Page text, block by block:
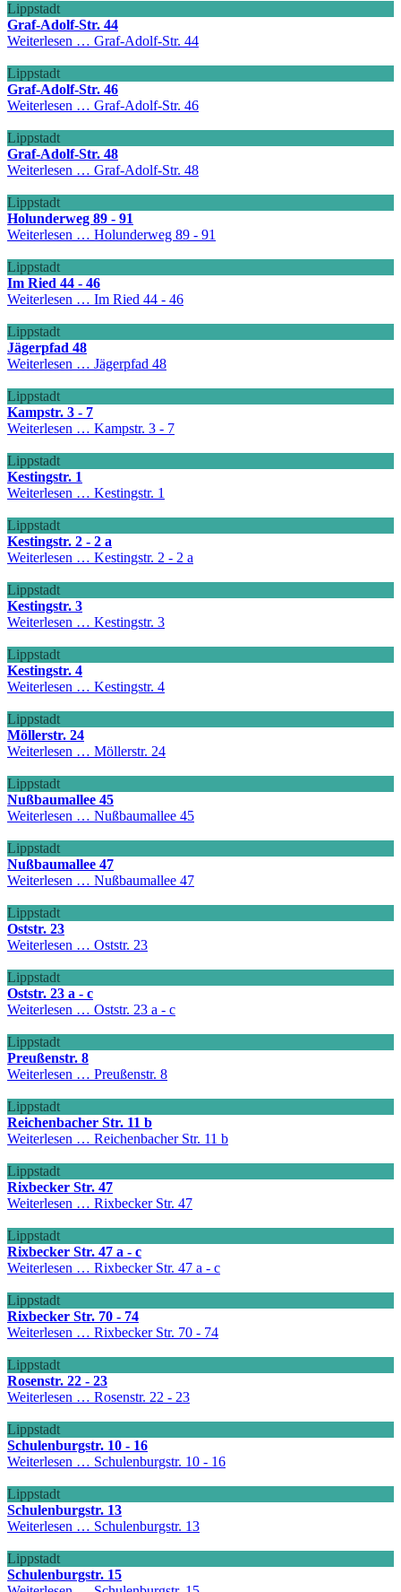
Lippstadt
Graf-Adolf-Str. 44
Weiterlesen … Graf-Adolf-Str. 44
Lippstadt
Graf-Adolf-Str. 46
Weiterlesen … Graf-Adolf-Str. 46
Lippstadt
Graf-Adolf-Str. 48
Weiterlesen … Graf-Adolf-Str. 48
Lippstadt
Holunderweg 89 - 91
Weiterlesen … Holunderweg 89 - 91
Lippstadt
Im Ried 44 - 46
Weiterlesen … Im Ried 44 - 46
Lippstadt
Jägerpfad 48
Weiterlesen … Jägerpfad 48
Lippstadt
Kampstr. 3 - 7
Weiterlesen … Kampstr. 3 - 7
Lippstadt
Kestingstr. 1
Weiterlesen … Kestingstr. 1
Lippstadt
Kestingstr. 2 - 2 a
Weiterlesen … Kestingstr. 2 - 2 a
Lippstadt
Kestingstr. 3
Weiterlesen … Kestingstr. 3
Lippstadt
Kestingstr. 4
Weiterlesen … Kestingstr. 4
Lippstadt
Möllerstr. 24
Weiterlesen … Möllerstr. 24
Lippstadt
Nußbaumallee 45
Weiterlesen … Nußbaumallee 45
Lippstadt
Nußbaumallee 47
Weiterlesen … Nußbaumallee 47
Lippstadt
Oststr. 23
Weiterlesen … Oststr. 23
Lippstadt
Oststr. 23 a - c
Weiterlesen … Oststr. 23 a - c
Lippstadt
Preußenstr. 8
Weiterlesen … Preußenstr. 8
Lippstadt
Reichenbacher Str. 11 b
Weiterlesen … Reichenbacher Str. 11 b
Lippstadt
Rixbecker Str. 47
Weiterlesen … Rixbecker Str. 47
Lippstadt
Rixbecker Str. 47 a - c
Weiterlesen … Rixbecker Str. 47 a - c
Lippstadt
Rixbecker Str. 70 - 74
Weiterlesen … Rixbecker Str. 70 - 74
Lippstadt
Rosenstr. 22 - 23
Weiterlesen … Rosenstr. 22 - 23
Lippstadt
Schulenburgstr. 10 - 16
Weiterlesen … Schulenburgstr. 10 - 16
Lippstadt
Schulenburgstr. 13
Weiterlesen … Schulenburgstr. 13
Lippstadt
Schulenburgstr. 15